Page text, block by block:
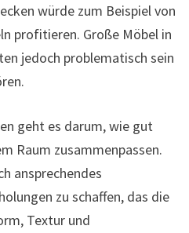
würde zum Beispiel von
profitieren. Große Möbel in
jedoch problematisch sein
geht es darum, wie gut
Raum zusammenpassen.
ansprechendes
zu schaffen, das die
Textur und